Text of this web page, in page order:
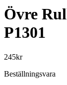
Övre
P1301
245kr
Beställningsvara